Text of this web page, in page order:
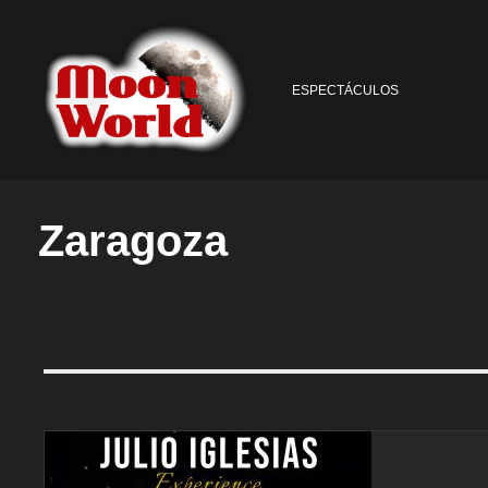
ESPECTÁCULOS
Zaragoza